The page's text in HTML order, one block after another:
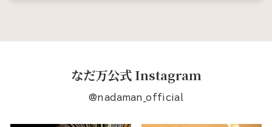
なだ万公式 Instagram
@nadaman_official